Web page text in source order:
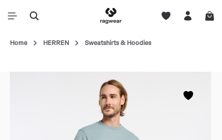
Home HERREN Sweatshirts & Hoodies